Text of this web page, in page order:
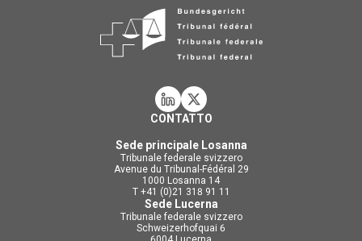
CONTATTO
Sede principale Losanna
Tribunale federale svizzero
Avenue du Tribunal-Fédéral 29
1000 Losanna 14
T +41 (0)21 318 91 11
Sede Lucerna
Tribunale federale svizzero
Schweizerhofquai 6